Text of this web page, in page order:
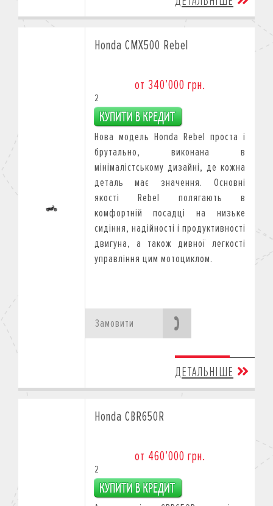
Honda CMX500 Rebel
от 340’000 грн.
2
Нова модель Honda Rebel проста і
брутально, виконана в
мінімалістському дизайні, де кожна
деталь має значення. Основні
якості Rebel полягають в
комфортній посадці на низьке
сидіння, надійності і продуктивності
двигуна, а також дивної легкості
управління цим мотоциклом.
Замовити
ДЕТАЛЬНІШЕ
Honda CBR650R
от 460’000 грн.
2